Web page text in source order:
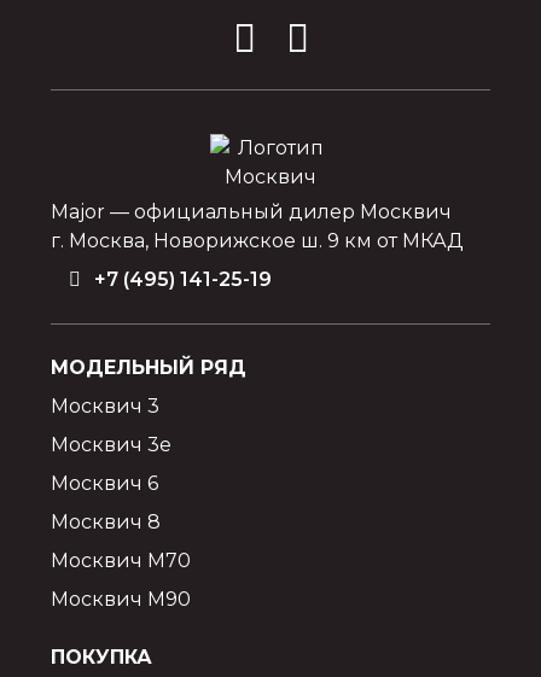
Major — официальный дилер Москвич
г. Москва, Новорижское ш. 9 км от МКАД
+7 (495) 141-25-19
МОДЕЛЬНЫЙ РЯД
Москвич 3
Москвич 3e
Москвич 6
Москвич 8
Москвич М70
Москвич М90
ПОКУПКА